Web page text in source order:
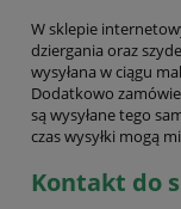
W sklepie
dziergania oraz
wysyłana w ciągu
Dodatkowo
są wysyłane tego
czas wysyłki mogą
Kontakt do